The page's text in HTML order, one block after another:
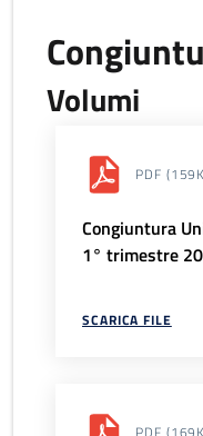
Volumi
PDF
Congiuntura
1° trimestre
SCARICA FILE